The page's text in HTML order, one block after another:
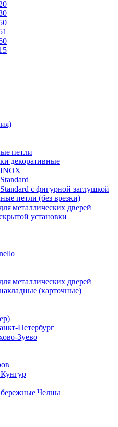
петли
декоративные
с фигурной заглушкой
петли (без врезки)
металлических дверей
установки
металлических дверей
(карточные)
Петербург
Зуево
Челны